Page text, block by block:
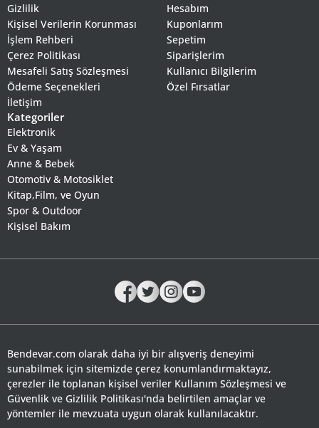
Gizlilik
Kişisel Verilerin Korunması
İşlem Rehberi
Çerez Politikası
Mesafeli Satış Sözleşmesi
Ödeme Seçenekleri
İletişim
Hesabım
Kuponlarım
Sepetim
Siparişlerim
Kullanıcı Bilgilerim
Özel Fırsatlar
Kategoriler
Elektronik
Ev & Yaşam
Anne & Bebek
Otomotiv & Motosiklet
Kitap,Film, ve Oyun
Spor & Outdoor
Kişisel Bakım
Bendevar.com olarak daha iyi bir alışveriş deneyimi
sunabilmek için sitemizde çerez konumlandırmaktayız,
çerezler ile toplanan kişisel veriler Kullanım Sözleşmesi ve
Güvenlik ve Gizlilik Politikası'nda belirtilen amaçlar ve
yöntemler ile mevzuata uygun olarak kullanılacaktır.